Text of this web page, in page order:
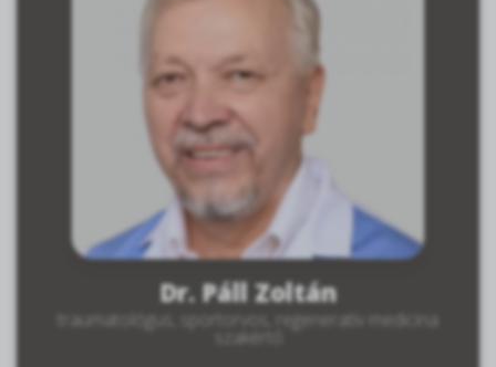
Dr. Páll Zoltán
traumatológus, sportorvos, regeneratív medicina
szakértő